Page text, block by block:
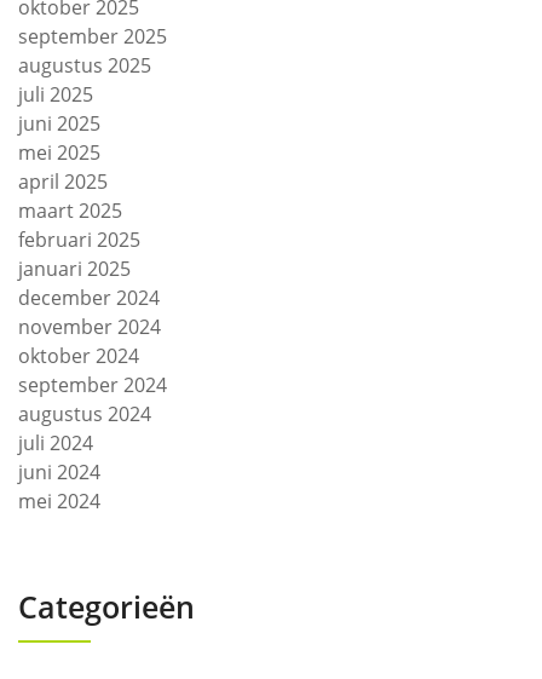
oktober 2025
september 2025
augustus 2025
juli 2025
juni 2025
mei 2025
april 2025
maart 2025
februari 2025
januari 2025
december 2024
november 2024
oktober 2024
september 2024
augustus 2024
juli 2024
juni 2024
mei 2024
Categorieën